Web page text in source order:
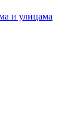
и улицама